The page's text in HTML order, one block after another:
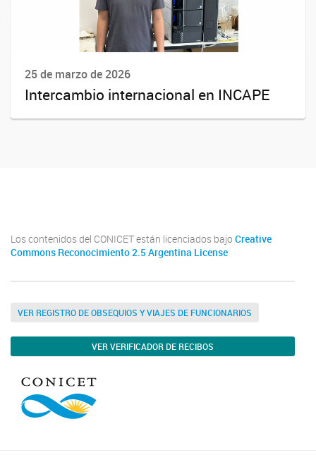
25 de marzo de 2026
Intercambio internacional en INCAPE
Los contenidos del CONICET están licenciados bajo Creative
Commons Reconocimiento 2.5 Argentina License
VER REGISTRO DE OBSEQUIOS Y VIAJES DE FUNCIONARIOS
VER VERIFICADOR DE RECIBOS